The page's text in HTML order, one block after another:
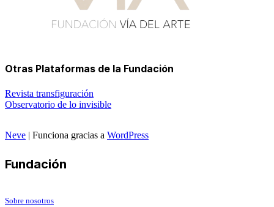
Otras Plataformas de la Fundación
Revista transfiguración
Observatorio de lo invisible
Neve | Funciona gracias a WordPress
Fundación
Sobre nosotros